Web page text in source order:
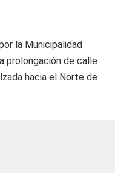
la Municipalidad
prolongación de calle
hacia el Norte de